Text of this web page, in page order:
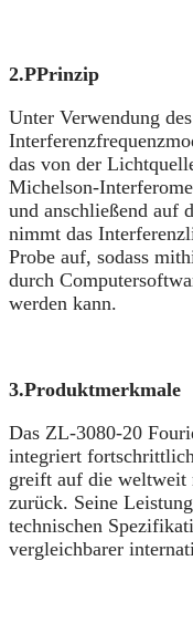
2.PPrinzip
Unter Verwendung
das von der
Michelson-
und anschließend auf
nimmt das
Probe auf, sodass
durch
werden kann.
3.Produktmerkmale
Das ZL-3080-20
integriert
greift auf die weltweit
zurück. Seine
technischen
vergleichbarer